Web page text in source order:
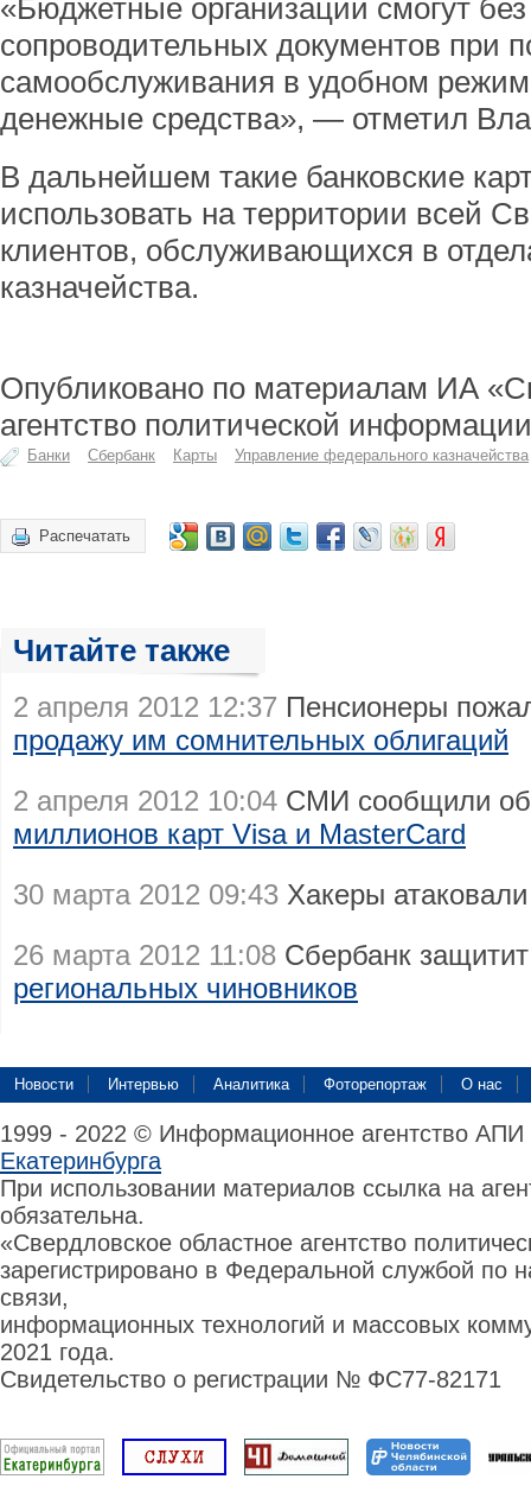
«Бюджетные организации смогут
сопроводительных документов при
самообслуживания в удобном
денежные средства», — отметил
В дальнейшем такие банковские
использовать на территории всей
клиентов, обслуживающихся в
казначейства.
Опубликовано по материалам ИА
агентство политической
Банки Сбербанк Карты Управление федерального казначейства
Распечатать
Читайте также
2 апреля 2012 12:37 Пенсионеры
продажу им сомнительных облигаций
2 апреля 2012 10:04 СМИ сообщили
миллионов карт Visa и MasterCard
30 марта 2012 09:43 Хакеры
26 марта 2012 11:08 Сбербанк
региональных чиновников
Новости Интервью Аналитика Фоторепортаж О нас
1999 - 2022 © Информационное агентство
Екатеринбурга
При использовании материалов ссылка на
обязательна.
«Свердловское областное агентство
зарегистрировано в Федеральной службой по
связи,
информационных технологий и массовых
2021 года.
Свидетельство о регистрации № ФС77-82171